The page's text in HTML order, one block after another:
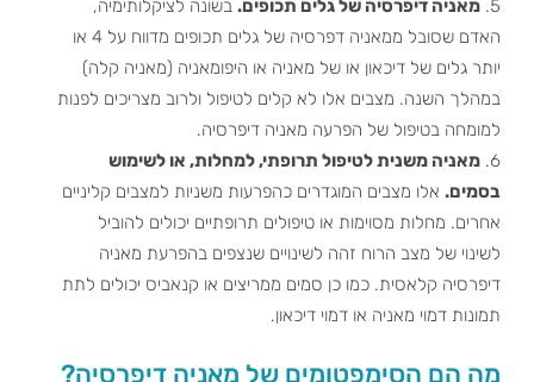
מאניה דיפרסיה של גלים תכופים.בשונה לציקלותימיה,
האדם שסובל ממאניה דפרסיה של גלים תכופים מדווח על 4 או
יותר גלים של דיכאון או של מאניה או היפומאניה (מאניה קלה)
במהלך השנה. מצבים אלו לא קלים לטיפול ולרוב מצריכים לפנות
למומחה בטיפול של הפרעה מאניה דיפרסיה.
מאניה משנית לטיפול תרופתי, למחלות, או לשימוש
בסמים.אלו מצבים המוגדרים כהפרעות משניות למצבים קליניים
אחרים. מחלות מסוימות או טיפולים תרופתיים יכולים להוביל
לשינוי של מצב הרוח זהה לשינויים שנצפים בהפרעת מאניה
דיפרסיה קלאסית. כמו כן סמים ממריצים או קנאביס יכולים לתת
תמונות דמוי מאניה או דמוי דיכאון.
מה הם הסימפטומים של מאניה דיפרסיה?